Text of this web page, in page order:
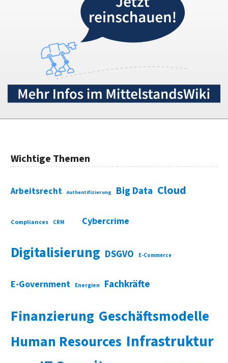
Wichtige Themen
Arbeitsrecht Authentifizierung Big Data Cloud
Compliances CRM Cybercrime
Digitalisierung DSGVO E-Commerce
E-Government Energien Fachkräfte
Finanzierung Geschäftsmodelle
Human Resources Infrastruktur